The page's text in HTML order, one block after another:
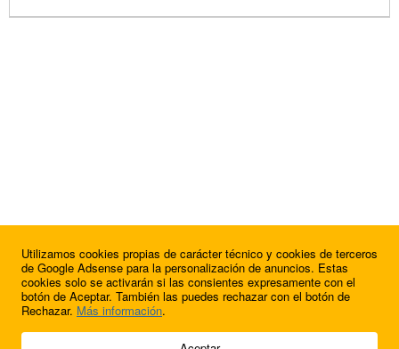
© 2009 - 2026 Soluciones Corporativas IP, SL.
Utilizamos cookies propias de carácter técnico y cookies de terceros
de Google Adsense para la personalización de anuncios. Estas
cookies solo se activarán si las consientes expresamente con el
botón de Aceptar. También las puedes rechazar con el botón de
Rechazar. Más información.